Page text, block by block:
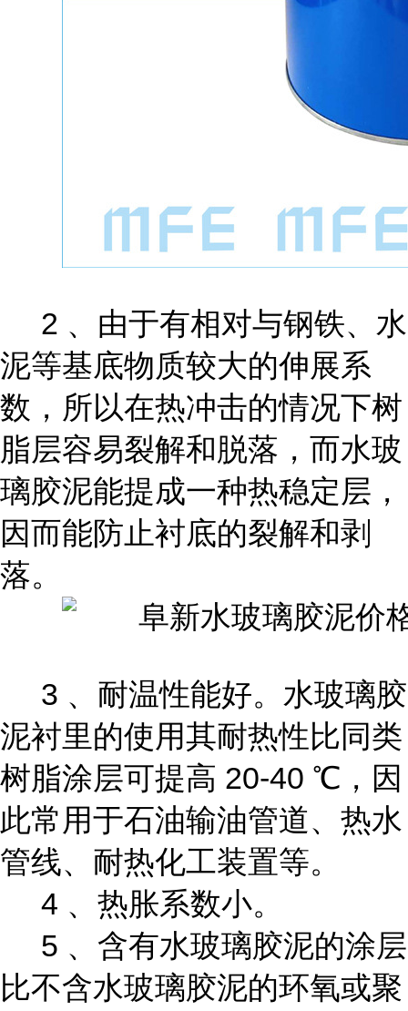
2 、由于有相对与钢铁、水
泥等基底物质较大的伸展系
数，所以在热冲击的情况下树
脂层容易裂解和脱落，而水玻
璃胶泥能提成一种热稳定层，
因而能防止衬底的裂解和剥
落。
3 、耐温性能好。水玻璃胶
泥衬里的使用其耐热性比同类
树脂涂层可提高 20-40 ℃，因
此常用于石油输油管道、热水
管线、耐热化工装置等。
4 、热胀系数小。
5 、含有水玻璃胶泥的涂层
比不含水玻璃胶泥的环氧或聚